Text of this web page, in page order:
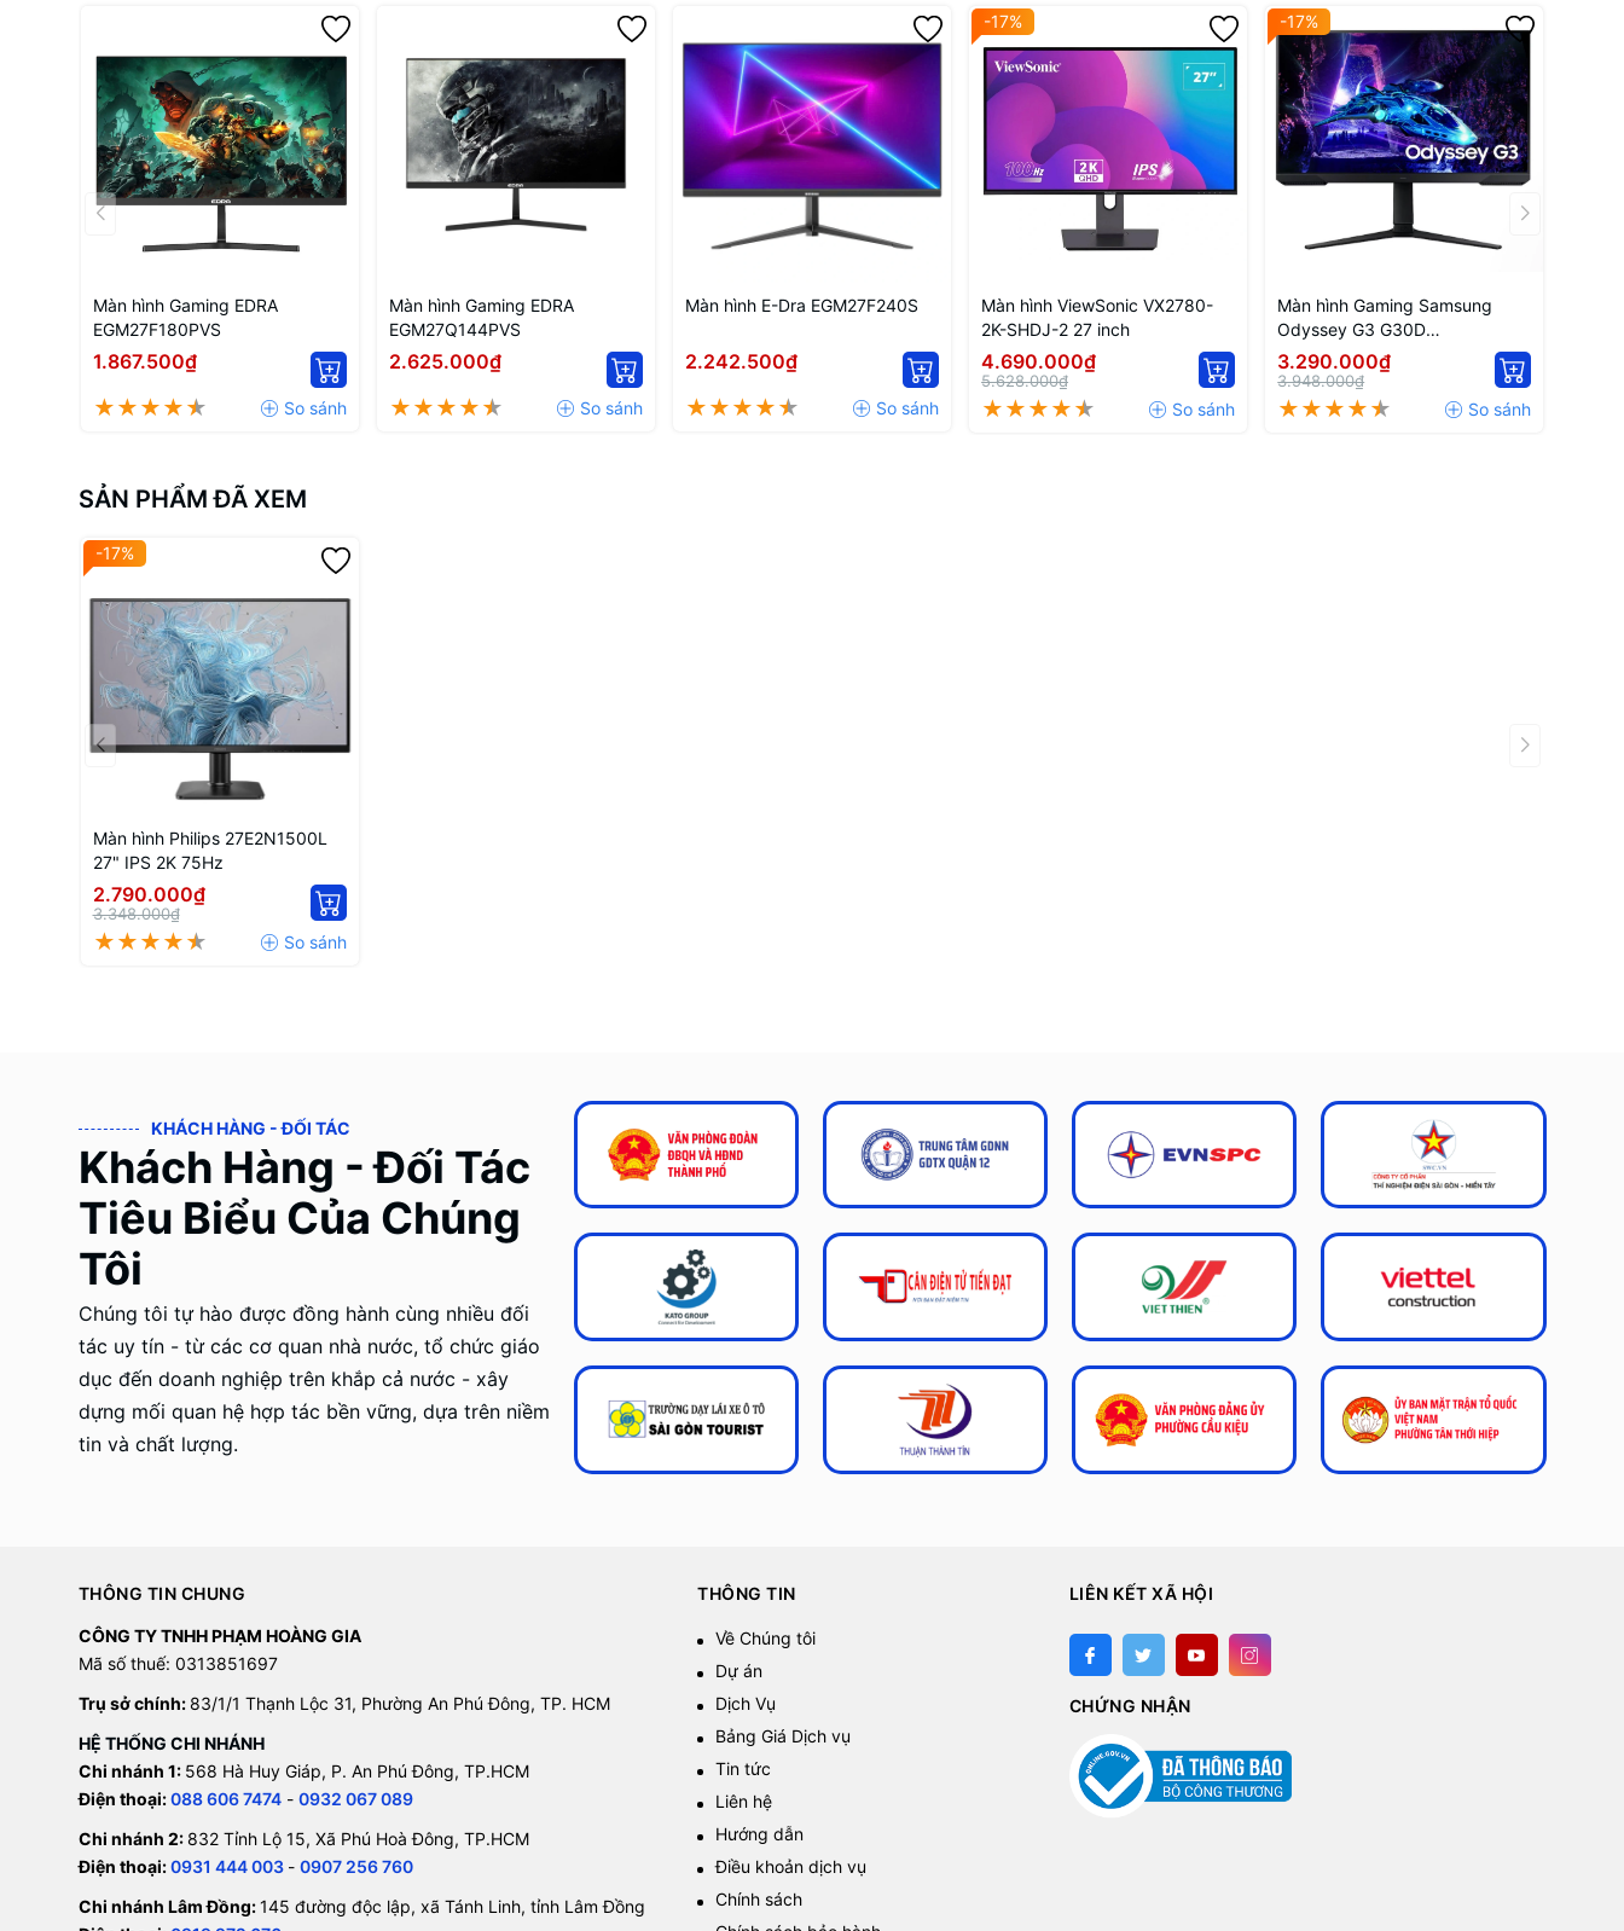
Màn hình Gaming EDRA
EGM27F180PVS
1.867.500₫
Màn hình Gaming EDRA
EGM27Q144PVS
2.625.000₫
Màn hình E-Dra EGM27F240S
2.242.500₫
-17%
Màn hình ViewSonic VX2780-
2K-SHDJ-2 27 inch
4.690.000₫
5.628.000₫
-17%
Màn hình Gaming Samsung
Odyssey G3 G30D
LS27DG302EEXXV 27 inch
3.290.000₫
3.948.000₫
SẢN PHẨM ĐÃ XEM
-17%
Màn hình Philips 27E2N1500L
27" IPS 2K 75Hz
2.790.000₫
3.348.000₫
KHÁCH HÀNG - ĐỐI TÁC
Khách Hàng - Đối Tác
Tiêu Biểu Của Chúng
Tôi
Chúng tôi tự hào được đồng hành cùng nhiều đối
tác uy tín - từ các cơ quan nhà nước, tổ chức giáo
dục đến doanh nghiệp trên khắp cả nước - xây
dựng mối quan hệ hợp tác bền vững, dựa trên niềm
tin và chất lượng.
THÔNG TIN CHUNG
CÔNG TY TNHH PHẠM HOÀNG GIA
Mã số thuế: 0313851697
Trụ sở chính: 83/1/1 Thạnh Lộc 31, Phường An Phú Đông, TP. HCM
HỆ THỐNG CHI NHÁNH
Chi nhánh 1: 568 Hà Huy Giáp, P. An Phú Đông, TP.HCM
Điện thoại:088 606 7474- 0932 067 089
Chi nhánh 2: 832 Tỉnh Lộ 15, Xã Phú Hoà Đông, TP.HCM
Điện thoại:0931 444 003 - 0907 256 760
Chi nhánh Lâm Đồng:145 đường độc lập, xã Tánh Linh, tỉnh Lâm Đồng
THÔNG TIN
Về Chúng tôi
Dự án
Dịch Vụ
Bảng Giá Dịch vụ
Tin tức
Liên hệ
Hướng dẫn
Điều khoản dịch vụ
Chính sách
LIÊN KẾT XÃ HỘI
CHỨNG NHẬN